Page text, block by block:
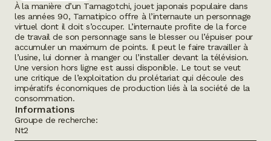
À la manière d’un Tamagotchi, jouet japonais populaire dans
les années 90, Tamatipico offre à l’internaute un personnage
virtuel dont il doit s’occuper. L’internaute profite de la force
de travail de son personnage sans le blesser ou l’épuiser pour
accumuler un maximum de points. Il peut le faire travailler à
l’usine, lui donner à manger ou l’installer devant la télévision.
Une version hors ligne est aussi disponible. Le tout se veut
une critique de l’exploitation du prolétariat qui découle des
impératifs économiques de production liés à la société de la
consommation.
Informations
Groupe de recherche:
Nt2